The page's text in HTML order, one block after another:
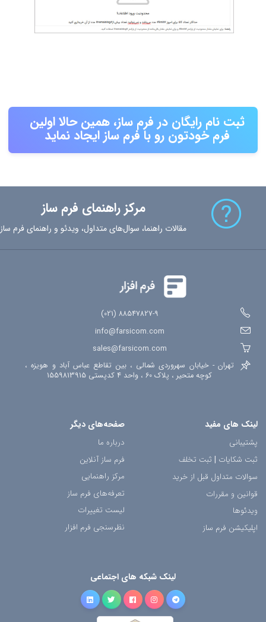
ثبت نام رایگان در فرم ساز، همین حالا اولین
فرم خودتون رو با فرم ساز ایجاد نماید
مرکز راهنمای فرم ساز
مقالات راهنما، سوال‌های متداول، ویدئو و راهنمای فرم ساز
88547827-9 (021)
info@farsicom.com
sales@farsicom.com
تهران - خیابان سهروردی شمالی ، بین تقاطع عباس آباد و هویزه ،
کوچه متحیر ، پلاک 60 ، واحد 4 کدپستی 1559813915
لینک های مفید
پشتیبانی
ثبت شکایات | ثبت تخلف
سوالات متداول قبل از خرید
قوانین و مقررات
ویدئوها
اپلیکیشن فرم ساز
صفحه‌های دیگر
درباره ما
فرم ساز آنلاین
مرکز راهنمایی
تعرفه‌های فرم ساز
لیست تغییرات
نظرسنجی فرم افزار
لینک شبکه های اجتماعی